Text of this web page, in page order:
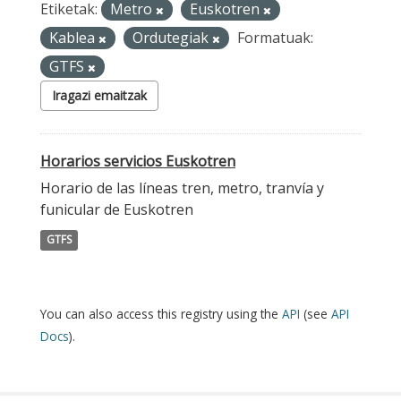
Etiketak: Metro
Euskotren
Kablea
Ordutegiak
Formatuak:
GTFS
Iragazi emaitzak
Horarios servicios Euskotren
Horario de las líneas tren, metro, tranvía y
funicular de Euskotren
GTFS
You can also access this registry using the API (see API
Docs).